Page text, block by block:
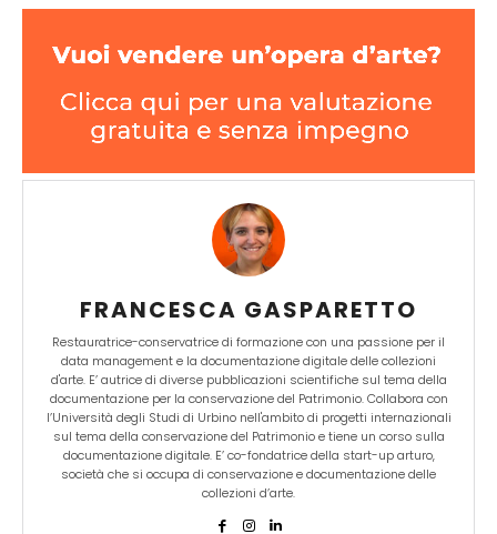
FRANCESCA GASPARETTO
Restauratrice-conservatrice di formazione con una passione per il
data management e la documentazione digitale delle collezioni
d'arte. E’ autrice di diverse pubblicazioni scientifiche sul tema della
documentazione per la conservazione del Patrimonio. Collabora con
l’Università degli Studi di Urbino nell'ambito di progetti internazionali
sul tema della conservazione del Patrimonio e tiene un corso sulla
documentazione digitale. E’ co-fondatrice della start-up arturo,
società che si occupa di conservazione e documentazione delle
collezioni d’arte.